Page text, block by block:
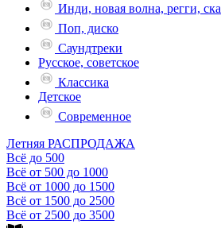
Инди, новая волна, регги, ска
Поп, диско
Саундтреки
Русское, советское
Классика
Детское
Современное
Летняя РАСПРОДАЖА
Всё до 500
Всё от 500 до 1000
Всё от 1000 до 1500
Всё от 1500 до 2500
Всё от 2500 до 3500